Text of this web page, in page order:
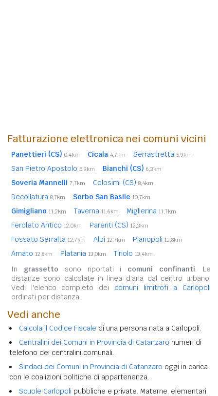
Fatturazione elettronica nei comuni vicini
Panettieri (CS) 0,4km Cicala 4,7km Serrastretta 5,9km
San Pietro Apostolo 5,9km Bianchi (CS) 6,3km
Soveria Mannelli 7,7km Colosimi (CS) 8,4km
Decollatura 8,7km Sorbo San Basile 10,7km
Gimigliano 11,2km Taverna 11,6km Miglierina 11,7km
Feroleto Antico 12,0km Parenti (CS) 12,3km
Fossato Serralta 12,7km Albi 12,7km Pianopoli 12,8km
Amato 12,8km Platania 13,0km Tiriolo 13,4km
In grassetto sono riportati i comuni confinanti. Le
distanze sono calcolate in linea d'aria dal centro urbano.
Vedi l'elenco completo dei comuni limitrofi a Carlopoli
ordinati per distanza.
Vedi anche
Calcola il Codice Fiscale di una persona nata a Carlopoli.
Centralini dei Comuni in Provincia di Catanzaro numeri di
telefono dei centralini comunali.
Sindaci dei Comuni in Provincia di Catanzaro oggi in carica
con le coalizioni politiche di appartenenza.
Scuole Carlopoli pubbliche e private. Materne, elementari,